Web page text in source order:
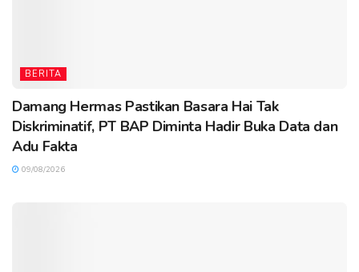
BERITA
Damang Hermas Pastikan Basara Hai Tak
Diskriminatif, PT BAP Diminta Hadir Buka Data dan
Adu Fakta
09/08/2026